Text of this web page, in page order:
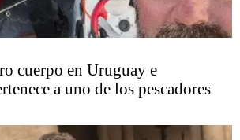
cuerpo en Uruguay e
a uno de los pescadores